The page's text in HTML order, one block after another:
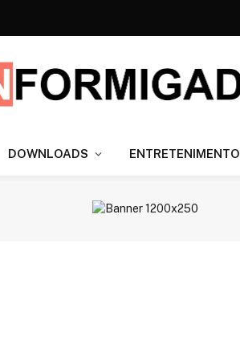
DOWNLOADS ENTRETENIMENTO